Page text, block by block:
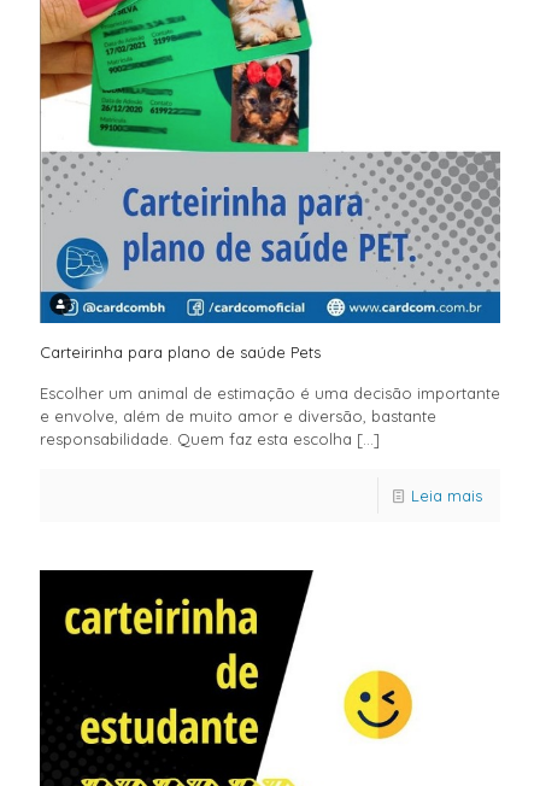
Carteirinha para plano de saúde Pets
Escolher um animal de estimação é uma decisão importante
e envolve, além de muito amor e diversão, bastante
responsabilidade. Quem faz esta escolha […]
Leia mais